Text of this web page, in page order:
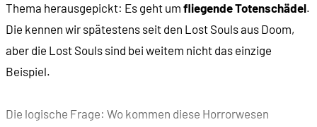
Thema herausgepickt: Es geht um fliegende Totenschädel.
Die kennen wir spätestens seit den Lost Souls aus Doom,
aber die Lost Souls sind bei weitem nicht das einzige
Beispiel.
Die logische Frage: Wo kommen diese Horrorwesen